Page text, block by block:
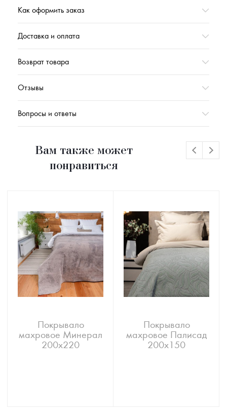
Как оформить заказ
Доставка и оплата
Возврат товара
Отзывы
Вопросы и ответы
Вам также может
понравиться
Покрывало
махровое Минерал
200х220
Покрывало
махровое Палисад
200х150